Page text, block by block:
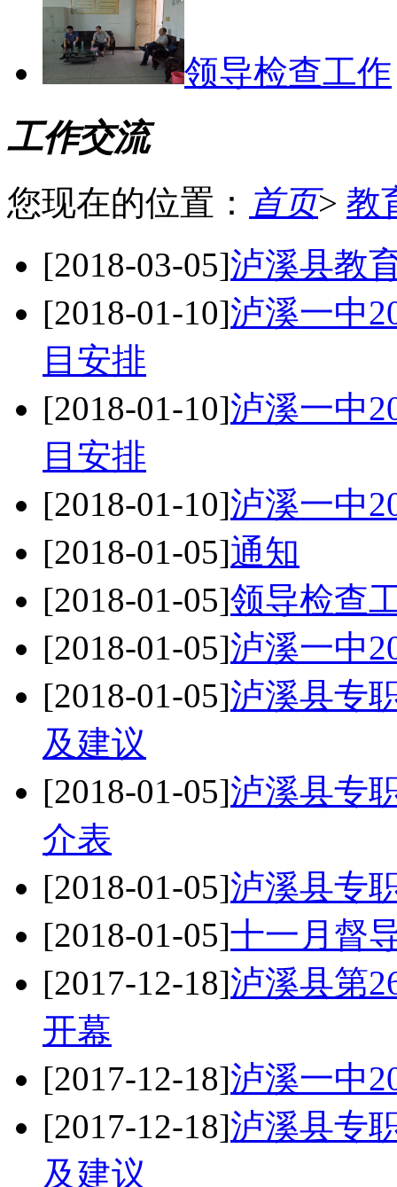
领导检查工作
工作交流
您现在的位置： 首页> 教
[2018-03-05]泸溪县教
[2018-01-10]泸溪一中
目安排
[2018-01-10]泸溪一中
目安排
[2018-01-10]泸溪一中
[2018-01-05]通知
[2018-01-05]领导检查
[2018-01-05]泸溪一中
[2018-01-05]泸溪县专
及建议
[2018-01-05]泸溪县专
介表
[2018-01-05]泸溪县专
[2018-01-05]十一月督
[2017-12-18]泸溪县第
开幕
[2017-12-18]泸溪一中
[2017-12-18]泸溪县专
及建议